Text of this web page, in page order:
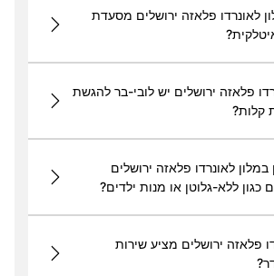
לאונרדו פלאזה ירושלים מסעדת
פלאזה ירושלים יש לובי-בר להגשת
קלות?
לאונרדו פלאזה ירושלים
כגון ללא-גלוטן או מנות ילדים?
פלאזה ירושלים מציע שירות